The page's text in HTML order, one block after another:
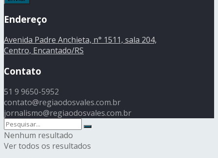
Endereço
Avenida Padre Anchieta, n° 1511, sala 204,
Centro, Encantado/RS
Contato
51 9 9650-5952
contato@regiaodosvales.com.br
jornalismo@regiaodosvales.com.br
Nenhum resultado
Ver todos os resultados